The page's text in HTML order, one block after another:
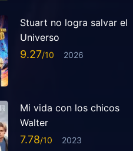
Stuart no logra salvar el
Universo
9.27 2026
Mi vida con los chicos
Walter
7.78 2023